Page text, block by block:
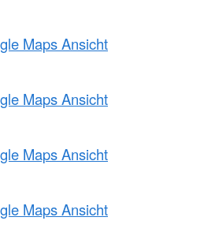
Maps Ansicht
Maps Ansicht
Maps Ansicht
Maps Ansicht